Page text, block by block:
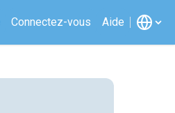
Connectez-vous Aide